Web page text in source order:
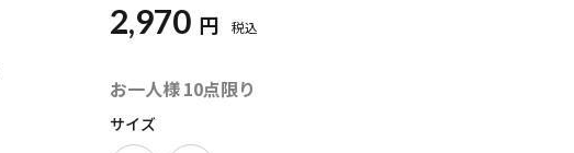
2,970 円 税込
お一人様 10点限り
サイズ